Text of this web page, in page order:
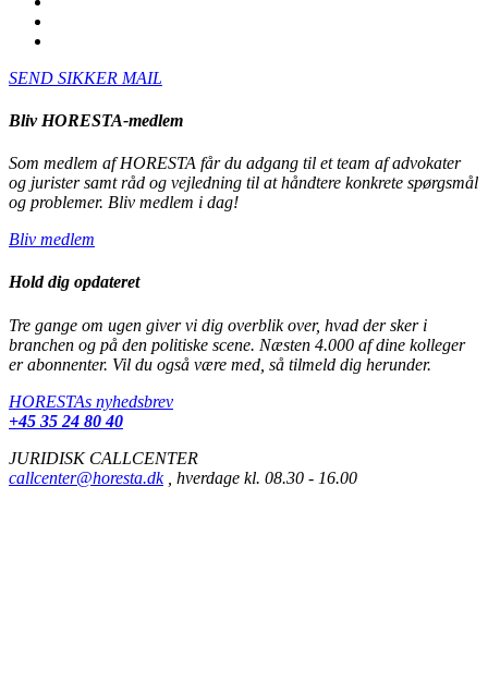
SEND SIKKER MAIL
Bliv HORESTA-medlem
Som medlem af HORESTA får du adgang til et team af advokater
og jurister samt råd og vejledning til at håndtere konkrete spørgsmål
og problemer. Bliv medlem i dag!
Bliv medlem
Hold dig opdateret
Tre gange om ugen giver vi dig overblik over, hvad der sker i
branchen og på den politiske scene. Næsten 4.000 af dine kolleger
er abonnenter. Vil du også være med, så tilmeld dig herunder.
HORESTAs nyhedsbrev
+45 35 24 80 40
JURIDISK CALLCENTER
callcenter@horesta.dk, hverdage kl. 08.30 - 16.00